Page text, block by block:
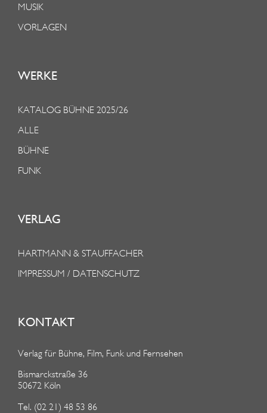
MUSIK
VORLAGEN
WERKE
KATALOG BÜHNE 2025/26
ALLE
BÜHNE
FUNK
VERLAG
HARTMANN & STAUFFACHER
IMPRESSUM / DATENSCHUTZ
KONTAKT
Verlag für Bühne, Film, Funk und Fernsehen
Bismarckstraße 36
50672 Köln
Tel. (02 21) 48 53 86